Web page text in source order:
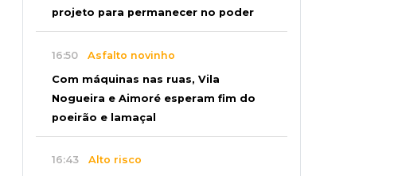
projeto para permanecer no poder
16:50 Asfalto novinho
Com máquinas nas ruas, Vila
Nogueira e Aimoré esperam fim do
poeirão e lamaçal
16:43 Alto risco